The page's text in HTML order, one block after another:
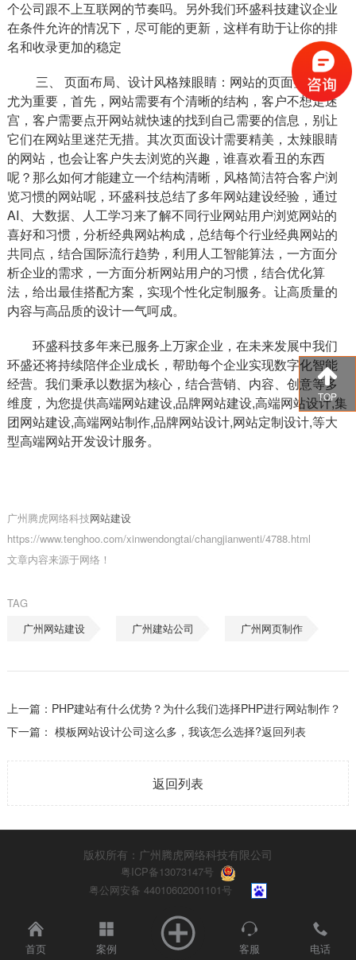
TOP
个公司跟不上互联网的节奏吗。另外我们环盛科技建议企业
在条件允许的情况下，尽可能的更新，这样有助于让你的排
名和收录更加的稳定
三、 页面布局、设计风格辣眼睛：网站的页面整体设计
尤为重要，首先，网站需要有个清晰的结构，客户不想走迷
宫，客户需要点开网站就快速的找到自己需要的信息，别让
它们在网站里迷茫无措。其次页面设计需要精美，太辣眼睛
的网站，也会让客户失去浏览的兴趣，谁喜欢看丑的东西
呢？那么如何才能建立一个结构清晰，风格简洁符合客户浏
览习惯的网站呢，环盛科技总结了多年网站建设经验，通过
AI、大数据、人工学习来了解不同行业网站用户浏览网站的
喜好和习惯，分析经典网站构成，总结每个行业经典网站的
共同点，结合国际流行趋势，利用人工智能算法，一方面分
析企业的需求，一方面分析网站用户的习惯，结合优化算
法，给出最佳搭配方案，实现个性化定制服务。让高质量的
内容与高品质的设计一气呵成。
环盛科技多年来已服务上万家企业，在未来发展中我们
环盛还将持续陪伴企业成长，帮助每个企业实现数字化智能
经营。我们秉承以数据为核心，结合营销、内容、创意等多
维度，为您提供高端网站建设,品牌网站建设,高端网站设计,集
团网站建设,高端网站制作,品牌网站设计,网站定制设计,等大
型高端网站开发设计服务。
广州腾虎网络科技网站建设
https://www.tenghoo.com/xinwendongtai/changjianwenti/4788.html
文章内容来源于网络！
TAG
广州网站建设
广州建站公司 广州网页制作
上一篇： PHP建站有什么优势？为什么我们选择PHP进行网站制作？
下一篇： 模板网站设计公司这么多，我该怎么选择?返回列表
返回列表
版权所有：广州腾虎网络科技有限公司
粤ICP备13073147号
粤公网安备 44010602001101号
首页 案例 客服 电话